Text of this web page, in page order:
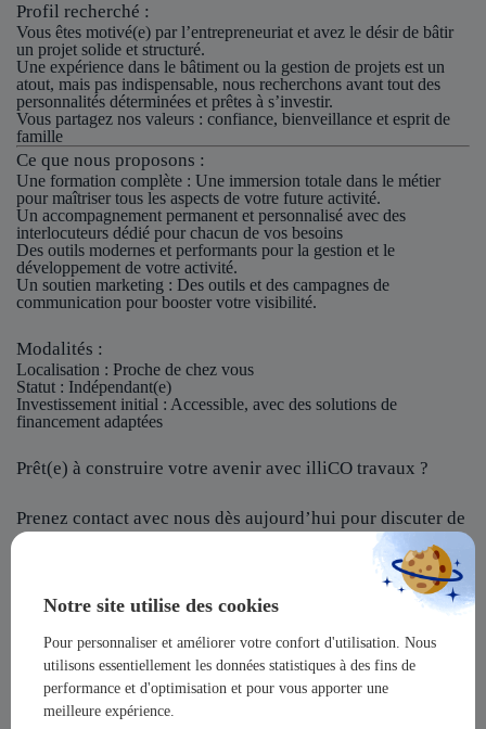
Notre site utilise des cookies
Pour personnaliser et améliorer votre confort d'utilisation. Nous
utilisons essentiellement les données statistiques à des fins de
performance et d'optimisation et pour vous apporter une
meilleure expérience.
Profil recherché :
Vous êtes motivé(e) par l’entrepreneuriat et avez le désir de bâtir
un projet solide et structuré.
Une expérience dans le bâtiment ou la gestion de projets est un
atout, mais pas indispensable, nous recherchons avant tout des
personnalités déterminées et prêtes à s’investir.
Vous partagez nos valeurs : confiance, bienveillance et esprit de
famille
Ce que nous proposons :
Une formation complète : Une immersion totale dans le métier
pour maîtriser tous les aspects de votre future activité.
Un accompagnement permanent et personnalisé avec des
interlocuteurs dédié pour chacun de vos besoins
Des outils modernes et performants pour la gestion et le
développement de votre activité.
Un soutien marketing : Des outils et des campagnes de
communication pour booster votre visibilité.
Modalités :
Localisation : Proche de chez vous
Statut : Indépendant(e)
Investissement initial : Accessible, avec des solutions de
financement adaptées
Prêt(e) à construire votre avenir avec illiCO travaux ?
Prenez contact avec nous dès aujourd’hui pour discuter de
votre projet et rejoindre notre réseau !
illiCO travaux vous offre l’opportunité de devenir un
acteur majeur dans un secteur dynamique et en pleine
expansion !
Ensemble, construisons votre avenir et votre succès avec
illiCO travaux !